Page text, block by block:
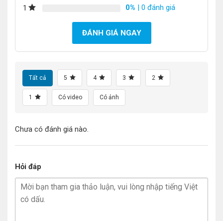
1
0% | 0 đánh giá
ĐÁNH GIÁ NGAY
Tất cả 5 4 3 2
1 Có video Có ảnh
Chưa có đánh giá nào.
Hỏi đáp